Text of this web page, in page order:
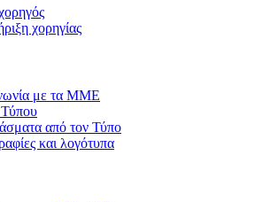
χορηγίας
με τα ΜΜΕ
Τύπου
από τον Τύπο
και λογότυπα